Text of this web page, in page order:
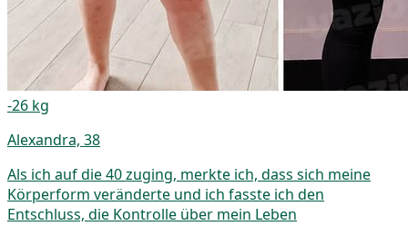
-26 kg
Alexandra, 38
Als ich auf die 40 zuging, merkte ich, dass sich meine
Körperform veränderte und ich fasste ich den
Entschluss, die Kontrolle über mein Leben